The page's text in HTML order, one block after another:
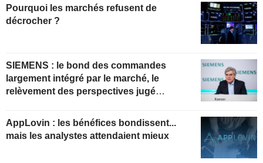
Pourquoi les marchés refusent de
décrocher ?
SIEMENS : le bond des commandes
largement intégré par le marché, le
relèvement des perspectives jugé
actuelles
AppLovin : les bénéfices bondissent...
mais les analystes attendaient mieux